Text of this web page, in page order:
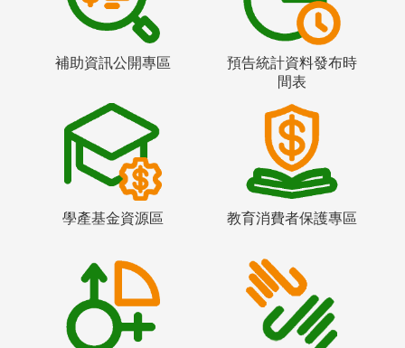
補助資訊公開專區
預告統計資料發布時
間表
學產基金資源區 教育消費者保護專區